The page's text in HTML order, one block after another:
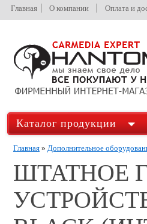
Главная О компании Оплата и
Каталог продукции
Главная » Дополнительное
ШТАТНОЕ